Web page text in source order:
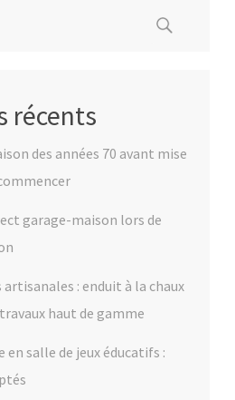
récents
des années 70 avant mise
garage-maison lors de
: enduit à la chaux
haut de gamme
en salle de jeux éducatifs :